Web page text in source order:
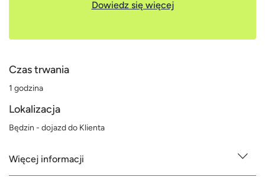
Dowiedz się więcej
Czas trwania
1 godzina
Lokalizacja
Będzin - dojazd do Klienta
Więcej informacji